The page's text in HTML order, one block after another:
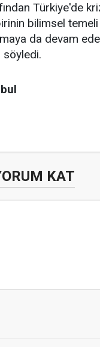
Türkiye'de
bilimsel
da devam
KAT